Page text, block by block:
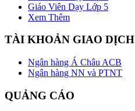
Giáo Viên Dạy Lớp 5
Xem Thêm
TÀI KHOẢN GIAO DỊCH
Ngân hàng Á Châu ACB
Ngân hàng NN và PTNT
QUẢNG CÁO